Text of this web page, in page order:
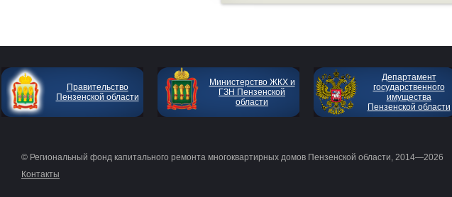
Правительство
Пензенской области
Министерство ЖКХ и
ГЗН Пензенской
области
Департамент
государственного
имущества
Пензенской области
© Региональный фонд капитального ремонта многоквартирных домов Пензенской области, 2014—2026
Контакты